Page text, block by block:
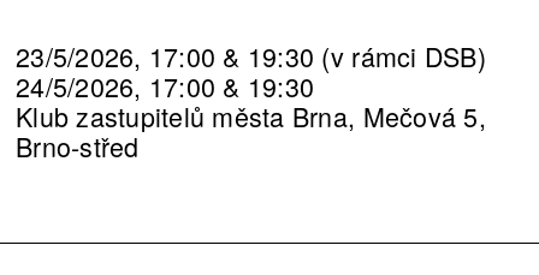
23/5/2026, 17:00 & 19:30 (v rámci DSB)
24/5/2026, 17:00 & 19:30
Klub zastupitelů města Brna, Mečová 5,
Brno-střed